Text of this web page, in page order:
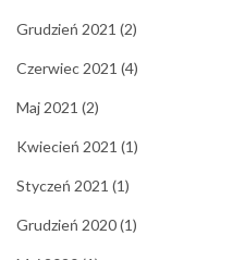
Grudzień 2021 (2)
Czerwiec 2021 (4)
Maj 2021 (2)
Kwiecień 2021 (1)
Styczeń 2021 (1)
Grudzień 2020(1)